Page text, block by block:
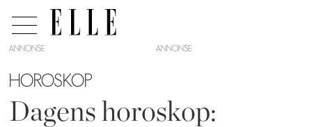
ANNONSE
HOROSKOP
Dagens horoskop: